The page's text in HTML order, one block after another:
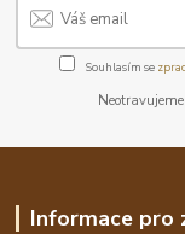
Souhlasím se
Informace pro